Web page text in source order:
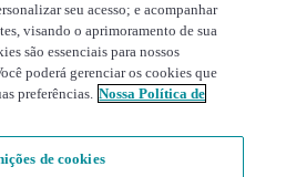
seu acesso; e acompanhar
visando o aprimoramento de sua
são essenciais para nossos
poderá gerenciar os cookies que
preferências. Nossa Política de
de cookies